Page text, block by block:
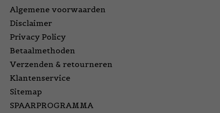
Algemene voorwaarden
Disclaimer
Privacy Policy
Betaalmethoden
Verzenden & retourneren
Klantenservice
Sitemap
SPAARPROGRAMMA